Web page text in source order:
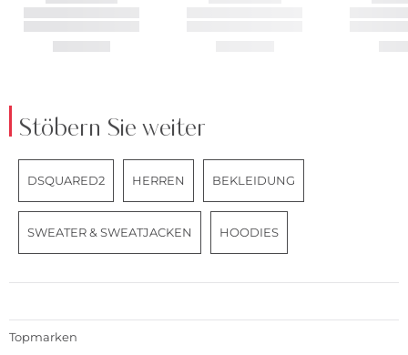
Stöbern Sie weiter
DSQUARED2 HERREN BEKLEIDUNG
SWEATER & SWEATJACKEN HOODIES
Topmarken